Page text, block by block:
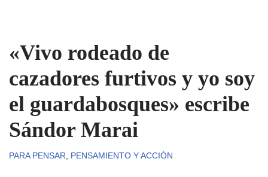
«Vivo rodeado de
cazadores furtivos y yo soy
el guardabosques» escribe
Sándor Marai
PARA PENSAR, PENSAMIENTO Y ACCIÓN